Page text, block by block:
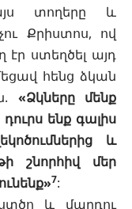
տողերը և
Քրիստոս, ով
ստեղծել այդ
հենց ձկան
«Ձկները մենք
ենք գալիս
և
շնորհիվ մեր
7:
և մարդու